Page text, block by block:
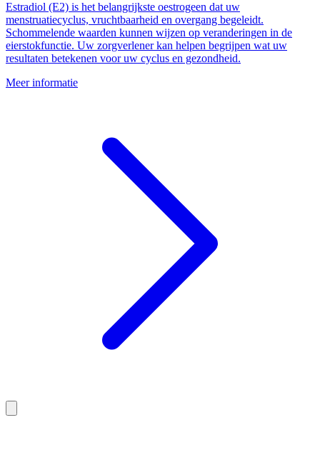
Estradiol (E2) is het belangrijkste oestrogeen dat uw
menstruatiecyclus, vruchtbaarheid en overgang begeleidt.
Schommelende waarden kunnen wijzen op veranderingen in de
eierstokfunctie. Uw zorgverlener kan helpen begrijpen wat uw
resultaten betekenen voor uw cyclus en gezondheid.
Meer informatie